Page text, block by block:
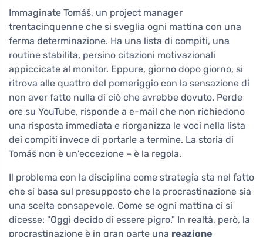
Immaginate Tomáš, un project manager
trentacinquenne che si sveglia ogni mattina con una
ferma determinazione. Ha una lista di compiti, una
routine stabilita, persino citazioni motivazionali
appiccicate al monitor. Eppure, giorno dopo giorno, si
ritrova alle quattro del pomeriggio con la sensazione di
non aver fatto nulla di ciò che avrebbe dovuto. Perde
ore su YouTube, risponde a e-mail che non richiedono
una risposta immediata e riorganizza le voci nella lista
dei compiti invece di portarle a termine. La storia di
Tomáš non è un'eccezione – è la regola.
Il problema con la disciplina come strategia sta nel fatto
che si basa sul presupposto che la procrastinazione sia
una scelta consapevole. Come se ogni mattina ci si
dicesse: "Oggi decido di essere pigro." In realtà, però, la
procrastinazione è in gran parte una reazione